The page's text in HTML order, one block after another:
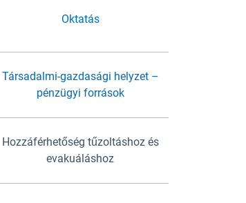
Oktatás
Társadalmi-gazdasági helyzet –
pénzügyi források
Hozzáférhetőség tűzoltáshoz és
evakuáláshoz